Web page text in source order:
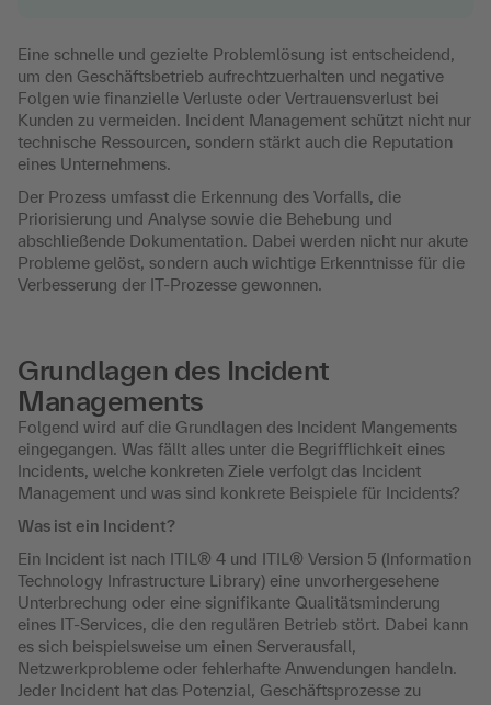
Eine schnelle und gezielte Problemlösung ist entscheidend,
um den Geschäftsbetrieb aufrechtzuerhalten und negative
Folgen wie finanzielle Verluste oder Vertrauensverlust bei
Kunden zu vermeiden. Incident Management schützt nicht nur
technische Ressourcen, sondern stärkt auch die Reputation
eines Unternehmens.
Der Prozess umfasst die Erkennung des Vorfalls, die
Priorisierung und Analyse sowie die Behebung und
abschließende Dokumentation. Dabei werden nicht nur akute
Probleme gelöst, sondern auch wichtige Erkenntnisse für die
Verbesserung der IT-Prozesse gewonnen.
Grundlagen des Incident
Managements
Folgend wird auf die Grundlagen des Incident Mangements
eingegangen. Was fällt alles unter die Begrifflichkeit eines
Incidents, welche konkreten Ziele verfolgt das Incident
Management und was sind konkrete Beispiele für Incidents?
Was ist ein Incident?
Ein Incident ist nach ITIL® 4 und ITIL® Version 5 (Information
Technology Infrastructure Library) eine unvorhergesehene
Unterbrechung oder eine signifikante Qualitätsminderung
eines IT-Services, die den regulären Betrieb stört. Dabei kann
es sich beispielsweise um einen Serverausfall,
Netzwerkprobleme oder fehlerhafte Anwendungen handeln.
Jeder Incident hat das Potenzial, Geschäftsprozesse zu